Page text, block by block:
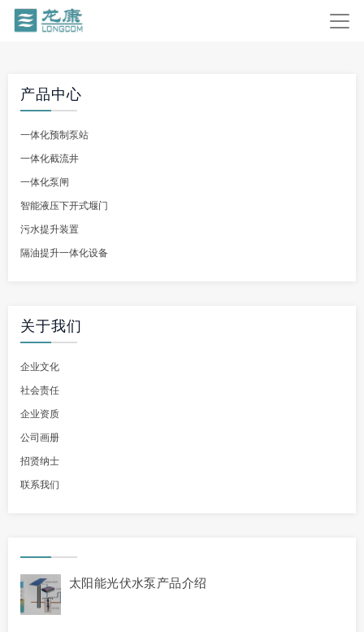
产品中心
一体化预制泵站
一体化截流井
一体化泵闸
智能液压下开式堰门
污水提升装置
隔油提升一体化设备
关于我们
企业文化
社会责任
企业资质
公司画册
招贤纳士
联系我们
太阳能光伏水泵产品介绍